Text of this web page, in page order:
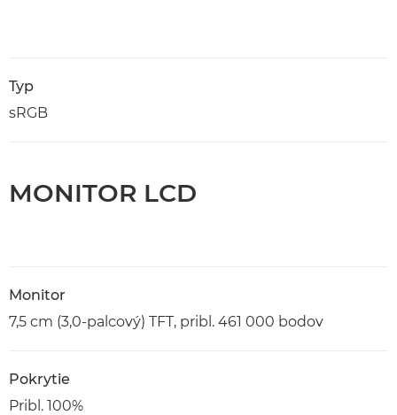
Typ
sRGB
MONITOR LCD
Monitor
7,5 cm (3,0-palcový) TFT, pribl. 461 000 bodov
Pokrytie
Pribl. 100%